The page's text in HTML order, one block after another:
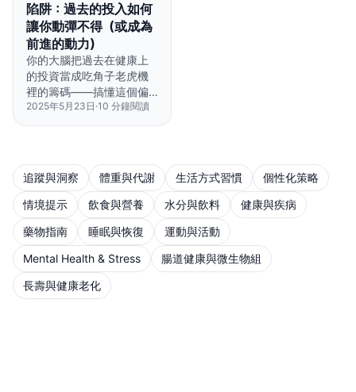
陷阱：過去的投入如何
讓你動彈不得（或成為
前進的動力）
你的大腦把過去在健康上
的投資當成吃角子老虎機
裡的籌碼——搞懂這個偏
誤，能幫你聰明地堅持下
去，而不是掉進陷阱。
2025年5月23日 ·10 分鐘閱讀
追蹤與洞察 體重與代謝 生活方式習慣
個性化策略
情境提示
飲食與營養 水分與飲料
健康與疾病
藥物指南
睡眠與恢復
運動與活動
Mental Health & Stress
腸道健康與微生物組
長壽與健康老化